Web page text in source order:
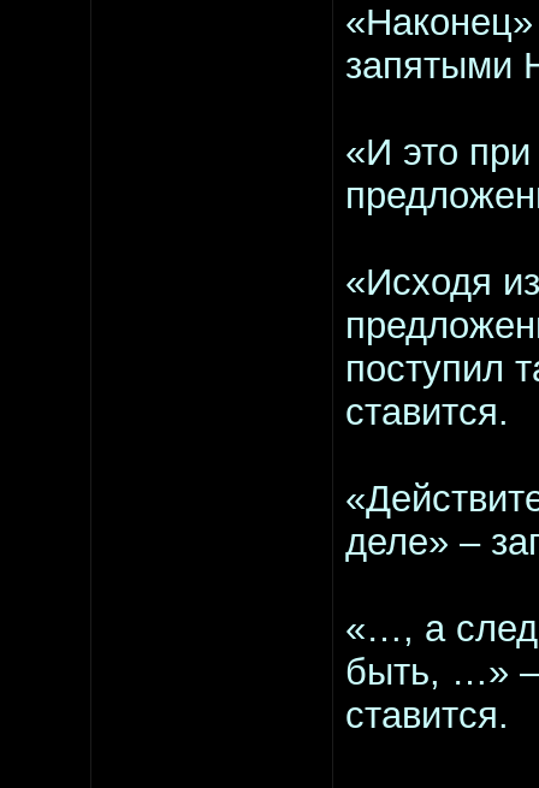
запятыми
«И это
«Исходя
поступил
ставится.
деле» –
«…, а
быть, …»
ставится.